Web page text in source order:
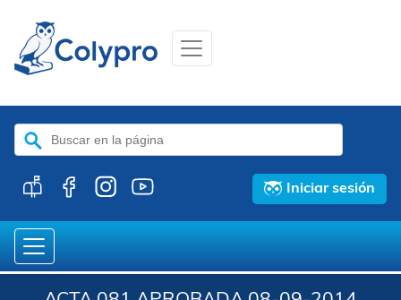
Buscar:
Iniciar sesión